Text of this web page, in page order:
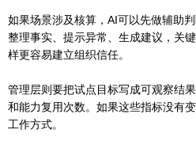
如果场景涉及核算，AI可以先做辅助
整理事实、提示异常、生成建议，关
样更容易建立组织信任。
管理层则要把试点目标写成可观察结
和能力复用次数。如果这些指标没有
工作方式。